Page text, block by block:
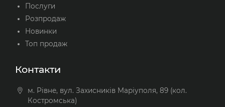
Послуги
Розпродаж
Новинки
Топ продаж
Контакти
м. Рівне, вул. Захисників Маріуполя, 89 (кол.
Костромська)